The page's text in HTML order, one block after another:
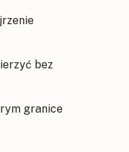
bez
granice